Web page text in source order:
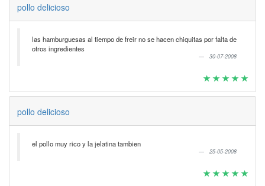
pollo delicioso
las hamburguesas al tiempo de freir no se hacen chiquitas por falta de
otros ingredientes
30-07-2008
pollo delicioso
el pollo muy rico y la jelatina tambien
25-05-2008